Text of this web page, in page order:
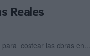
Reales
para costear las obras en...